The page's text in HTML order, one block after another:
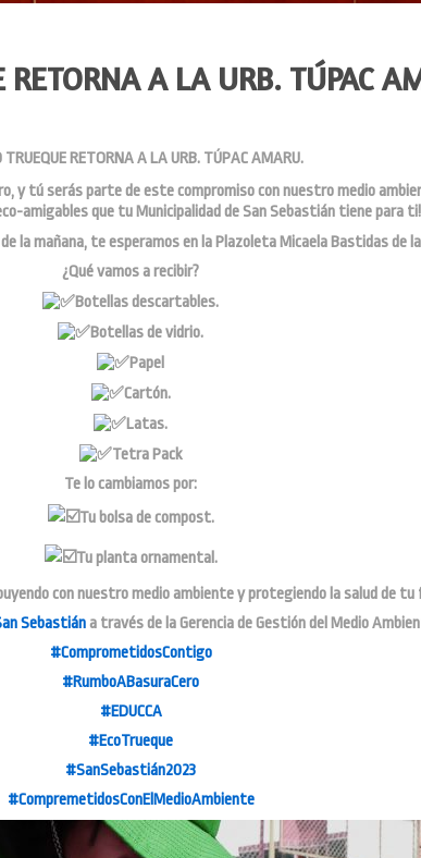
RETORNA A LA URB. TÚPAC
TRUEQUE RETORNA A LA URB. TÚPAC AMARU.
y tú serás parte de este compromiso con nuestro medio
amigables que tu Municipalidad de San Sebastián tiene para ti!
la mañana, te esperamos en la Plazoleta Micaela Bastidas de
¿Qué vamos a recibir?
Botellas descartables.
Botellas de vidrio.
Papel
Cartón.
Latas.
Tetra Pack
Te lo cambiamos por:
Tu bolsa de compost.
Tu planta ornamental.
con nuestro medio ambiente y protegiendo la salud de tu
Sebastiána través de la Gerencia de Gestión del Medio
#ComprometidosContigo
#RumboABasuraCero
#EDUCCA
#EcoTrueque
#SanSebastián2023
#CompremetidosConElMedioAmbiente